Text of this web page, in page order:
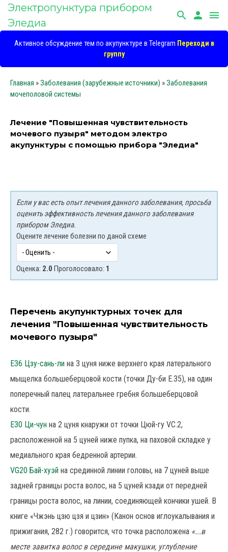
Электропунктура прибором
Эледиа
search person menu
Активное обсуждение тем по акупунктуре в Telegram Переходи в
группу
Главная »Заболевания (зарубежные источники) »Заболевания
мочеполовой системы
Лечение "Повышенная чувствительность
мочевого пузыря" методом электро
акупунктуры с помощью прибора "Эледиа"
Если у вас есть опыт лечения данного заболевания, просьба
оценить эффективность лечения данного заболевания
прибором Эледиа.
Оцените лечение болезни по даной схеме
Оценка: 2.0 Проголосовало: 1
Перечень акупунктурных точек для
лечения "Повышенная чувствительность
мочевого пузыря"
E36 Цзу-сань-ли на 3 цуня ниже верхнего края латерального
мыщелка большеберцовой кости (точки Ду-би Е.35), на один
поперечный палец латеральнее гребня большеберцовой
кости.
Е30 Ци-чун на 2 цуня кнаружи от точки Цюй-гу VC.2,
расположенной на 5 цуней ниже пупка, на паховой складке у
медиального края бедренной артерии.
VG20 Бай-хуэй на срединной линии головы, на 7 цуней выше
задней границы роста волос, на 5 цуней кзади от передней
границы роста волос, на линии, соединяющей кончики ушей. В
книге «Чжэнь цзю цзя и цзин» (Канон основ иглоукалывания и
прижигания, 282 г.) говорится, что точка расположена «...в
месте завитка волос в середине макушки, углубление